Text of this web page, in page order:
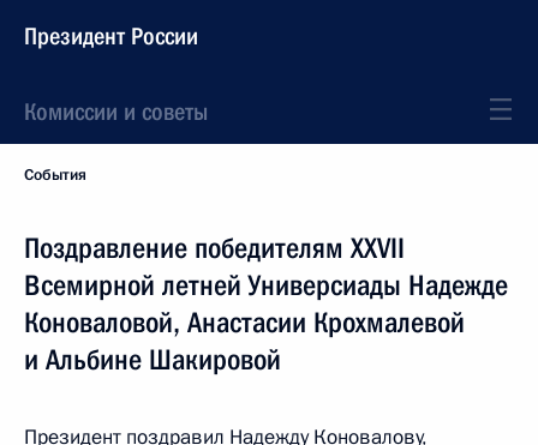
Президент России
Комиссии и советы
События
Поздравление победителям XXVII
Всемирной летней Универсиады Надежде
Коноваловой, Анастасии Крохмалевой
и Альбине Шакировой
Президент поздравил Надежду Коновалову,